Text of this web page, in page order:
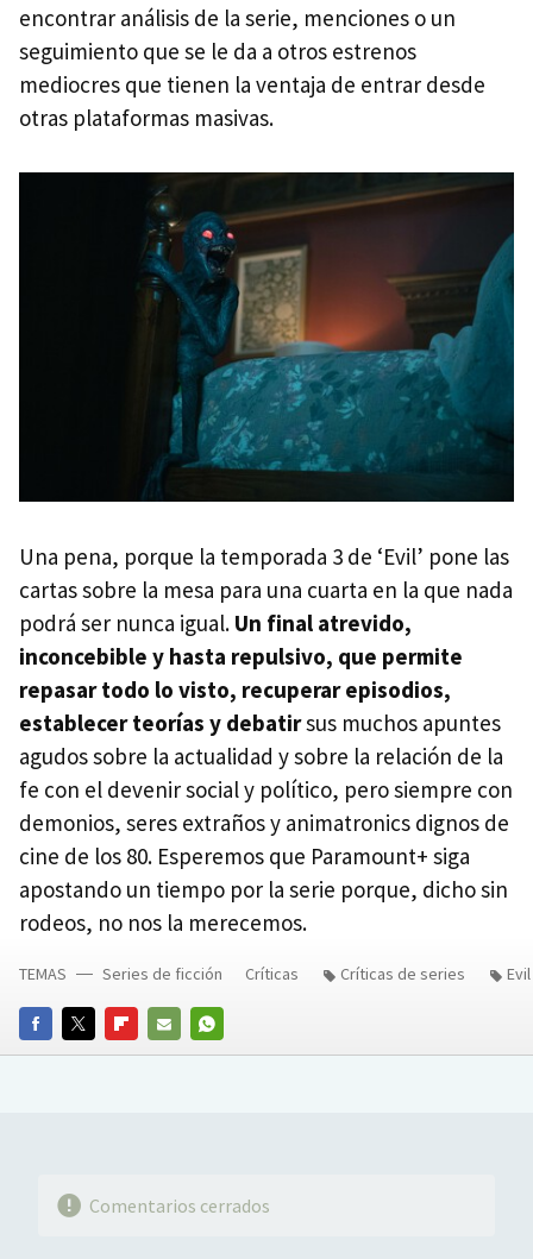
encontrar análisis de la serie, menciones o un
seguimiento que se le da a otros estrenos
mediocres que tienen la ventaja de entrar desde
otras plataformas masivas.
Una pena, porque la temporada 3 de ‘Evil’ pone las
cartas sobre la mesa para una cuarta en la que nada
podrá ser nunca igual. Un final atrevido,
inconcebible y hasta repulsivo, que permite
repasar todo lo visto, recuperar episodios,
establecer teorías y debatirsus muchos apuntes
agudos sobre la actualidad y sobre la relación de la
fe con el devenir social y político, pero siempre con
demonios, seres extraños y animatronics dignos de
cine de los 80. Esperemos que Paramount+ siga
apostando un tiempo por la serie porque, dicho sin
rodeos, no nos la merecemos.
FACEBOOKTWITTERFLIPBOARD
E-
WHATSAPP
TEMAS Series de ficción Críticas Críticas de series Evil
Comentarios cerrados